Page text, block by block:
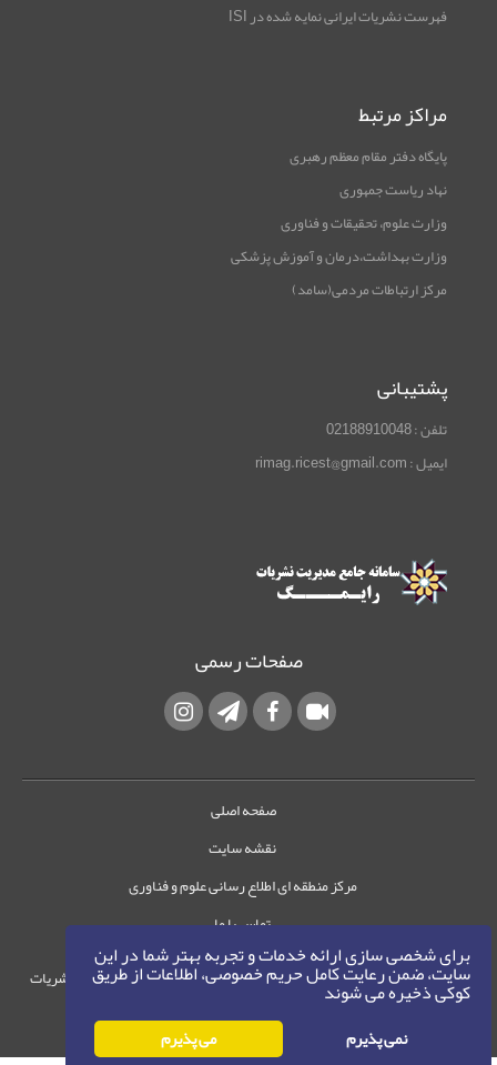
برای شخصی سازی ارائه خدمات و تجربه بهتر شما در این
سایت، ضمن رعایت کامل حریم خصوصی، اطلاعات از طریق
کوکی ذخیره می شوند
نمی پذیرم می پذیرم
فهرست نشریات ایرانی نمایه شده در ISI
مراکز مرتبط
پایگاه دفتر مقام معظم رهبری
نهاد ریاست جمهوری
وزارت علوم، تحقیقات و فناوری
وزارت بهداشت،درمان و آموزش پزشکی
مرکز ارتباطات مردمی(سامد)
پشتیبانی
تلفن : 02188910048
ایمیل : rimag.ricest@gmail.com
صفحات رسمی
صفحه اصلی
نقشه سایت
مرکز منطقه ای اطلاع رسانی علوم و فناوری
تماس با ما
حقوق این وب‌سایت متعلق به سامانه مدیریت نشریات
حق نشر 1405-1396